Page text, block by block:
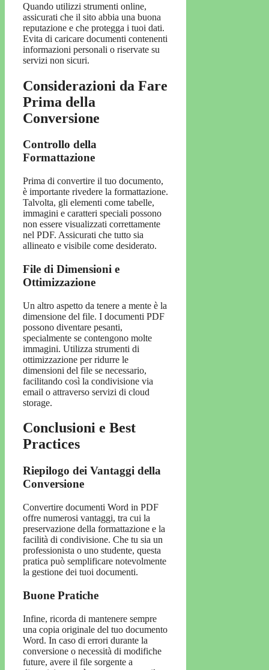
Quando utilizzi strumenti online,
assicurati che il sito abbia una buona
reputazione e che protegga i tuoi dati.
Evita di caricare documenti contenenti
informazioni personali o riservate su
servizi non sicuri.
Considerazioni da Fare
Prima della
Conversione
Controllo della
Formattazione
Prima di convertire il tuo documento,
è importante rivedere la formattazione.
Talvolta, gli elementi come tabelle,
immagini e caratteri speciali possono
non essere visualizzati correttamente
nel PDF. Assicurati che tutto sia
allineato e visibile come desiderato.
File di Dimensioni e
Ottimizzazione
Un altro aspetto da tenere a mente è la
dimensione del file. I documenti PDF
possono diventare pesanti,
specialmente se contengono molte
immagini. Utilizza strumenti di
ottimizzazione per ridurre le
dimensioni del file se necessario,
facilitando così la condivisione via
email o attraverso servizi di cloud
storage.
Conclusioni e Best
Practices
Riepilogo dei Vantaggi della
Conversione
Convertire documenti Word in PDF
offre numerosi vantaggi, tra cui la
preservazione della formattazione e la
facilità di condivisione. Che tu sia un
professionista o uno studente, questa
pratica può semplificare notevolmente
la gestione dei tuoi documenti.
Buone Pratiche
Infine, ricorda di mantenere sempre
una copia originale del tuo documento
Word. In caso di errori durante la
conversione o necessità di modifiche
future, avere il file sorgente a